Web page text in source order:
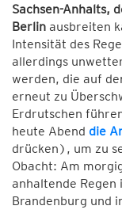
Sachsen-Anhalts,
Berlin ausbreiten
Intensität des
allerdings
werden, die auf
erneut zu
Erdrutschen
heute Abend die
drücken), um zu
Obacht: Am
anhaltende
Brandenburg und